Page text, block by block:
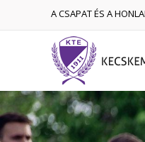
A CSAPAT ÉS A